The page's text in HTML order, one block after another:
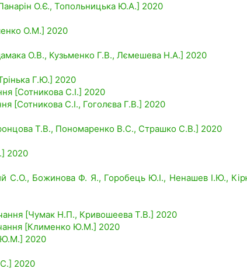
О.Є., Топольницька Ю.А.] 2020
О.М.] 2020
О.В., Кузьменко Г.В., Лємешева Н.А.] 2020
Г.Ю.] 2020
[Сотникова С.І.] 2020
[Сотникова С.І., Гоголєва Г.В.] 2020
Т.В., Пономаренко В.С., Страшко С.В.] 2020
2020
С.О., Божинова Ф. Я., Горобець Ю.І., Ненашев І.Ю.,
[Чумак Н.П., Кривошеева Т.В.] 2020
[Клименко Ю.М.] 2020
Ю.М.] 2020
2020